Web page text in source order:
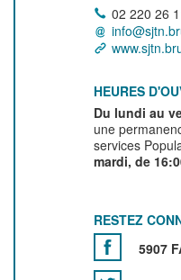
02 220 26
HEURES
Du lundi au
une
services
mardi, de
RESTEZ
5907